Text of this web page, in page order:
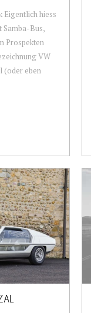
Eigentlich hiess
Samba-Bus,
Prospekten
VW
(oder eben